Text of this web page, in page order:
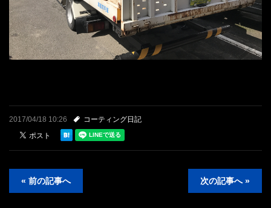
2017/04/18 10:26 コーティング日記
« 前の記事へ 次の記事へ »